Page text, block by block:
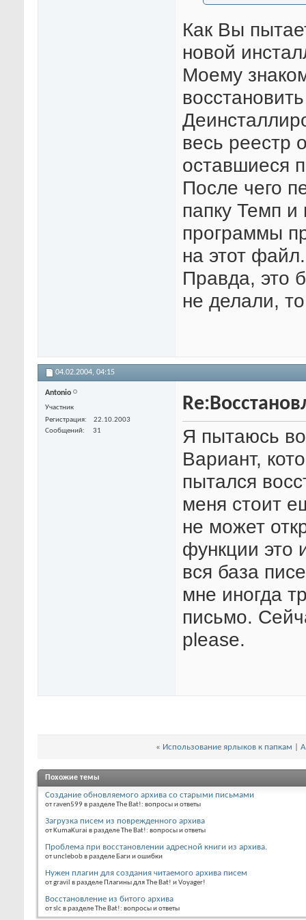
Как Вы
новой
Моему
весь реестр
оставшиеся
После чего
папку Темп
программы
на этот
Правда, это
не делали,
04.02.2004, 04:15
Antonio
Участник
Регистрация
22.10.2003
Сообщений
31
Я пытаюсь
Вариант,
пытался
меня стоит
не может
функции это
вся база
мне иногда
письмо.
please.
« Использование ярлыков к папкам
Похожие темы
Создание обновляемого архива со старыми письмами
от raven599 в разделе The Bat!: вопросы и ответы
Загрузка писем из поврежденного архива
от KumaKurai в разделе The Bat!: вопросы и ответы
Проблема при восстановлении адресной книги из архива.
от unclebob в разделе Баги и ошибки
Нужен плагин для создания читаемого архива писем
от gravil в разделе Плагины для The Bat! и Voyager!
Восстановление из битого архива
от slc в разделе The Bat!: вопросы и ответы